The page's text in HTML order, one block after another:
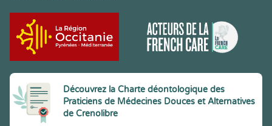
Découvrez la Charte déontologique des
Praticiens de Médecines Douces et Alternatives
de Crenolibre